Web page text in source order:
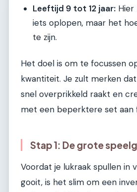
Leeftijd 9 tot 12 jaar: Hier
iets oplopen, maar het
te zijn.
Het doel is om te focussen
kwantiteit. Je zult merken
snel overprikkeld raakt en
met een beperktere set aan
Stap 1: De grote
Voordat je lukraak spullen in
gooit, is het slim om een